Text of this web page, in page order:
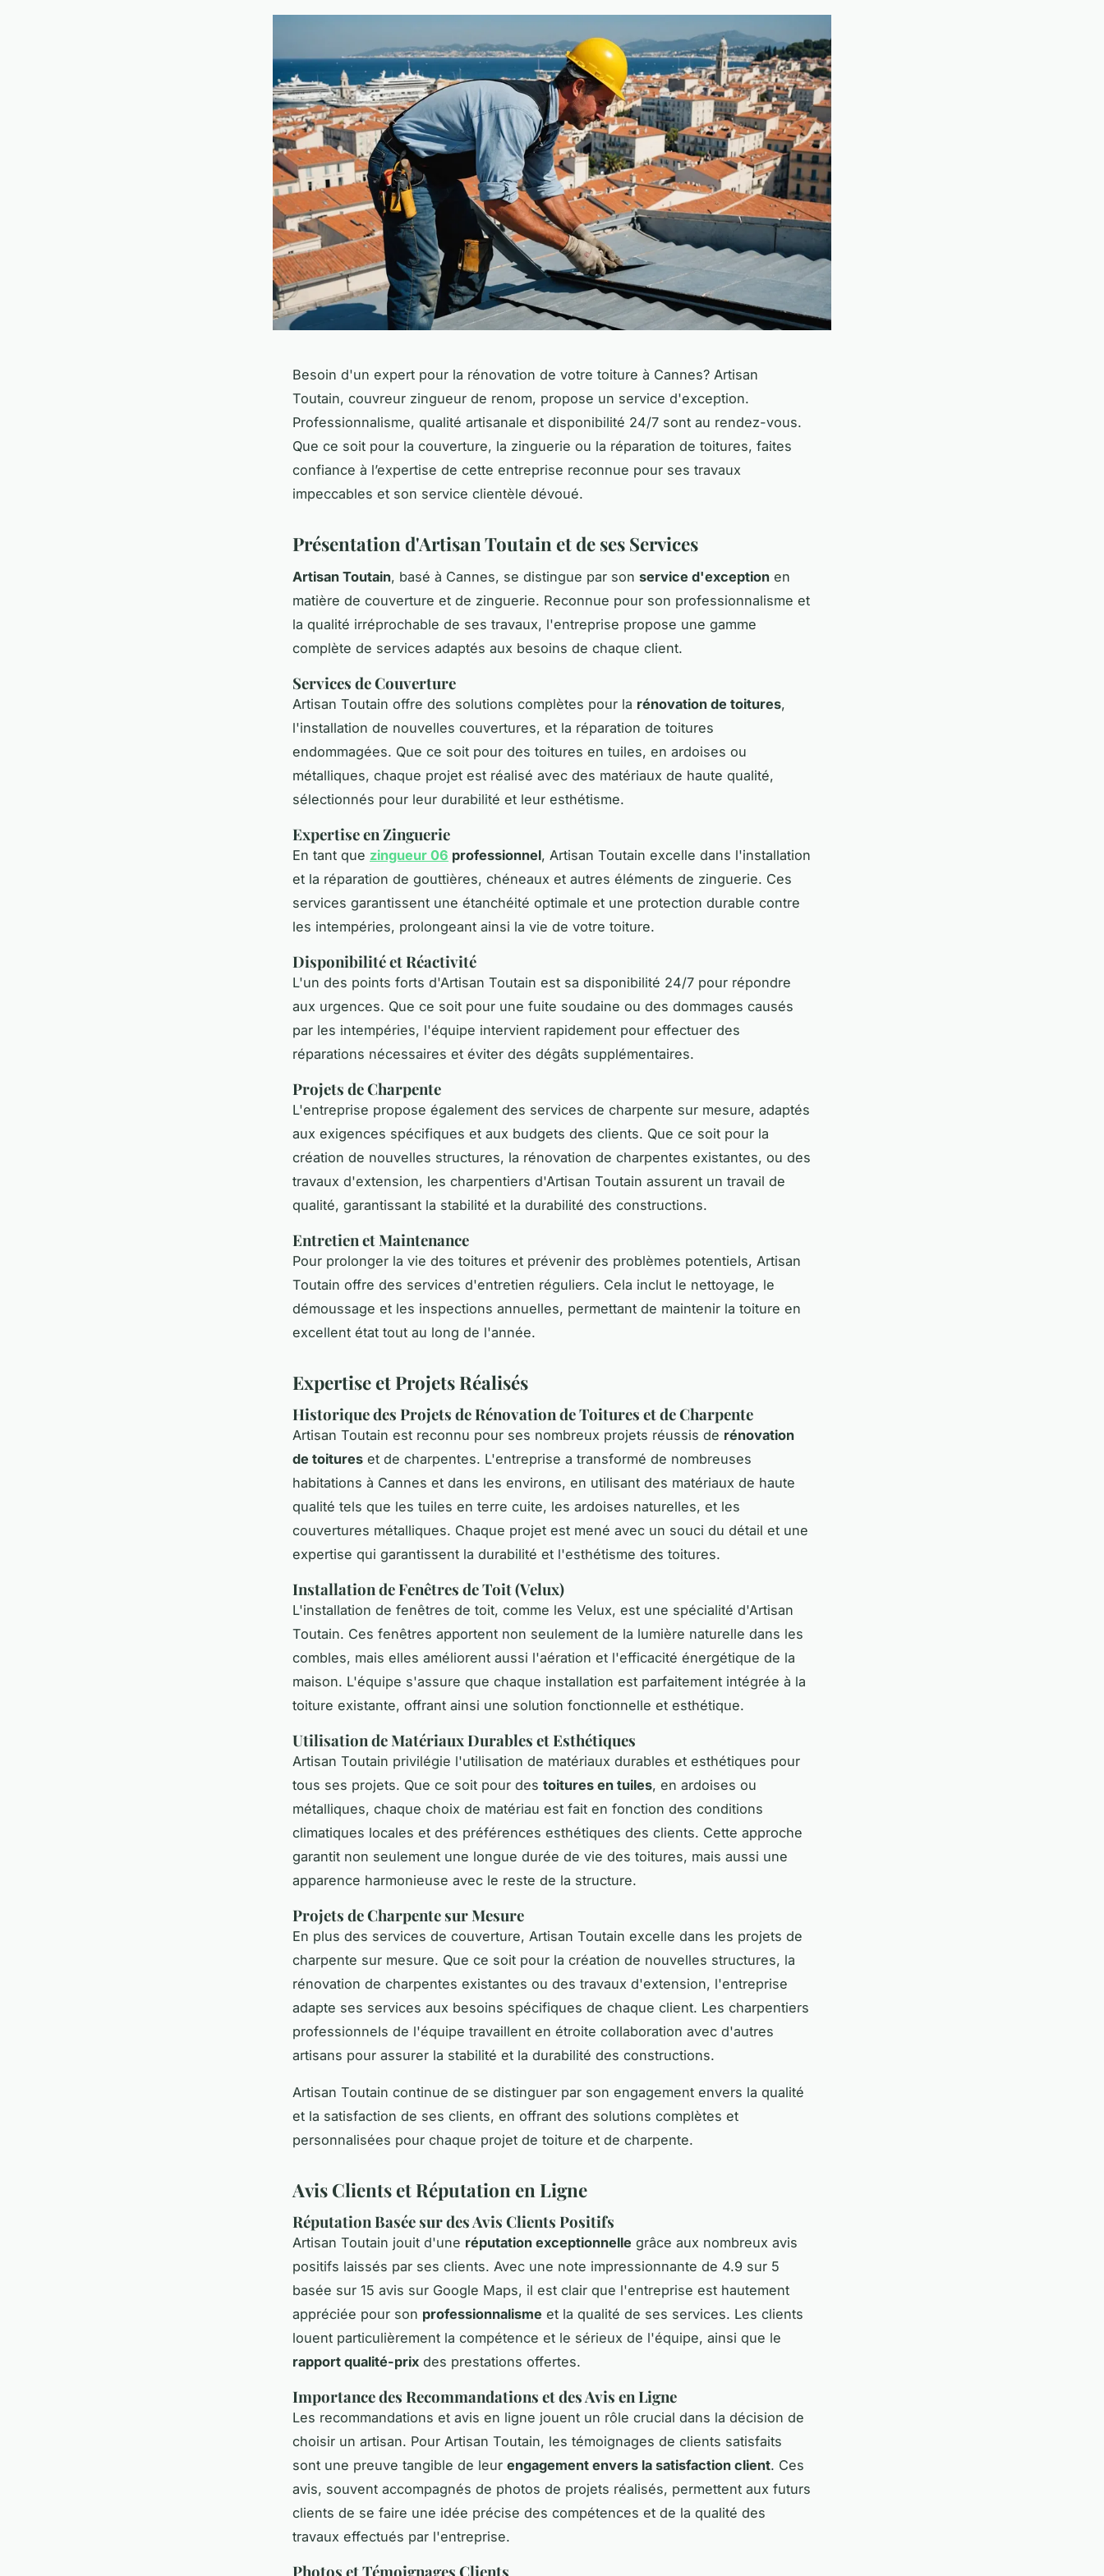
Besoin d'un expert pour la rénovation de votre toiture à Cannes? Artisan
Toutain, couvreur zingueur de renom, propose un service d'exception.
Professionnalisme, qualité artisanale et disponibilité 24/7 sont au rendez-vous.
Que ce soit pour la couverture, la zinguerie ou la réparation de toitures, faites
confiance à l’expertise de cette entreprise reconnue pour ses travaux
impeccables et son service clientèle dévoué.
Présentation d'Artisan Toutain et de ses Services
Artisan Toutain, basé à Cannes, se distingue par son service d'exception en
matière de couverture et de zinguerie. Reconnue pour son professionnalisme et
la qualité irréprochable de ses travaux, l'entreprise propose une gamme
complète de services adaptés aux besoins de chaque client.
Services de Couverture
Artisan Toutain offre des solutions complètes pour la rénovation de toitures,
l'installation de nouvelles couvertures, et la réparation de toitures
endommagées. Que ce soit pour des toitures en tuiles, en ardoises ou
métalliques, chaque projet est réalisé avec des matériaux de haute qualité,
sélectionnés pour leur durabilité et leur esthétisme.
Expertise en Zinguerie
En tant que zingueur 06 professionnel, Artisan Toutain excelle dans l'installation
et la réparation de gouttières, chéneaux et autres éléments de zinguerie. Ces
services garantissent une étanchéité optimale et une protection durable contre
les intempéries, prolongeant ainsi la vie de votre toiture.
Disponibilité et Réactivité
L'un des points forts d'Artisan Toutain est sa disponibilité 24/7 pour répondre
aux urgences. Que ce soit pour une fuite soudaine ou des dommages causés
par les intempéries, l'équipe intervient rapidement pour effectuer des
réparations nécessaires et éviter des dégâts supplémentaires.
Projets de Charpente
L'entreprise propose également des services de charpente sur mesure, adaptés
aux exigences spécifiques et aux budgets des clients. Que ce soit pour la
création de nouvelles structures, la rénovation de charpentes existantes, ou des
travaux d'extension, les charpentiers d'Artisan Toutain assurent un travail de
qualité, garantissant la stabilité et la durabilité des constructions.
Entretien et Maintenance
Pour prolonger la vie des toitures et prévenir des problèmes potentiels, Artisan
Toutain offre des services d'entretien réguliers. Cela inclut le nettoyage, le
démoussage et les inspections annuelles, permettant de maintenir la toiture en
excellent état tout au long de l'année.
Expertise et Projets Réalisés
Historique des Projets de Rénovation de Toitures et de Charpente
Artisan Toutain est reconnu pour ses nombreux projets réussis de rénovation
de toitures et de charpentes. L'entreprise a transformé de nombreuses
habitations à Cannes et dans les environs, en utilisant des matériaux de haute
qualité tels que les tuiles en terre cuite, les ardoises naturelles, et les
couvertures métalliques. Chaque projet est mené avec un souci du détail et une
expertise qui garantissent la durabilité et l'esthétisme des toitures.
Installation de Fenêtres de Toit (Velux)
L'installation de fenêtres de toit, comme les Velux, est une spécialité d'Artisan
Toutain. Ces fenêtres apportent non seulement de la lumière naturelle dans les
combles, mais elles améliorent aussi l'aération et l'efficacité énergétique de la
maison. L'équipe s'assure que chaque installation est parfaitement intégrée à la
toiture existante, offrant ainsi une solution fonctionnelle et esthétique.
Utilisation de Matériaux Durables et Esthétiques
Artisan Toutain privilégie l'utilisation de matériaux durables et esthétiques pour
tous ses projets. Que ce soit pour des toitures en tuiles, en ardoises ou
métalliques, chaque choix de matériau est fait en fonction des conditions
climatiques locales et des préférences esthétiques des clients. Cette approche
garantit non seulement une longue durée de vie des toitures, mais aussi une
apparence harmonieuse avec le reste de la structure.
Projets de Charpente sur Mesure
En plus des services de couverture, Artisan Toutain excelle dans les projets de
charpente sur mesure. Que ce soit pour la création de nouvelles structures, la
rénovation de charpentes existantes ou des travaux d'extension, l'entreprise
adapte ses services aux besoins spécifiques de chaque client. Les charpentiers
professionnels de l'équipe travaillent en étroite collaboration avec d'autres
artisans pour assurer la stabilité et la durabilité des constructions.
Artisan Toutain continue de se distinguer par son engagement envers la qualité
et la satisfaction de ses clients, en offrant des solutions complètes et
personnalisées pour chaque projet de toiture et de charpente.
Avis Clients et Réputation en Ligne
Réputation Basée sur des Avis Clients Positifs
Artisan Toutain jouit d'une réputation exceptionnelle grâce aux nombreux avis
positifs laissés par ses clients. Avec une note impressionnante de 4.9 sur 5
basée sur 15 avis sur Google Maps, il est clair que l'entreprise est hautement
appréciée pour son professionnalisme et la qualité de ses services. Les clients
louent particulièrement la compétence et le sérieux de l'équipe, ainsi que le
rapport qualité-prix des prestations offertes.
Importance des Recommandations et des Avis en Ligne
Les recommandations et avis en ligne jouent un rôle crucial dans la décision de
choisir un artisan. Pour Artisan Toutain, les témoignages de clients satisfaits
sont une preuve tangible de leur engagement envers la satisfaction client. Ces
avis, souvent accompagnés de photos de projets réalisés, permettent aux futurs
clients de se faire une idée précise des compétences et de la qualité des
travaux effectués par l'entreprise.
Photos et Témoignages Clients